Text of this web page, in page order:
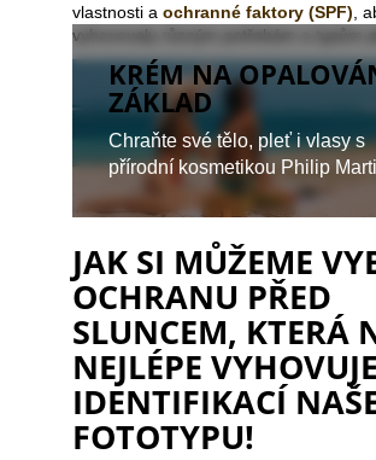
vlastnosti a ochranné faktory (SPF) ,
vyhovovaly různým potřebám a typům
KRÉM NA
ZÁKLAD
Chraňte své tělo, pleť i vlasy s
přírodní kosmetikou Philip
JAK SI MŮŽEME
OCHRANU PŘED
SLUNCEM, KTERÁ
NEJLÉPE
IDENTIFIKACÍ
FOTOTYPU!
HLEDAT